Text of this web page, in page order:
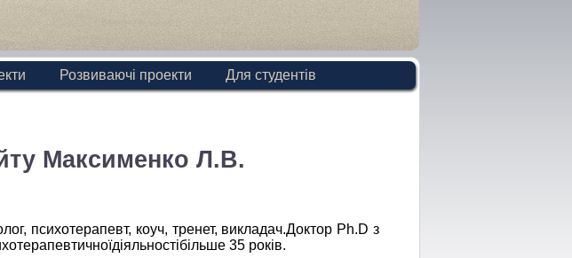
Розвиваючі проекти
Для студентів
Максименко Л.В.
психотерапевт, коуч, тренет, викладач.Доктор Ph.D з
35 років.